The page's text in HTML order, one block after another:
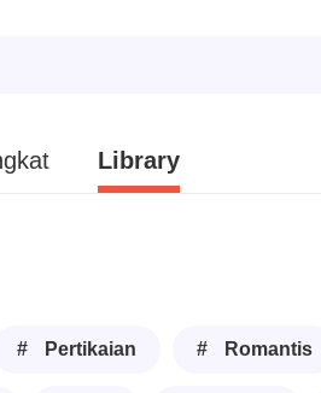
Library
# Pertikaian # Romantis